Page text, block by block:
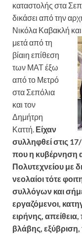
καταστολής στα
δικάσει από την
Νικόλα Καβακλή
μετά από τη
βίαιη επίθεση
των ΜΑΤ έξω
από το Μετρό
στα Σεπόλια
και τον
Δημήτρη
Καττή. Είχαν
συλληφθεί στις
που η κυβέρνηση
Πολυτεχνείου με
νεολαίοι τότε
συλλόγων και
εργαζόμενοι,
ειρήνης,
βλάβης,